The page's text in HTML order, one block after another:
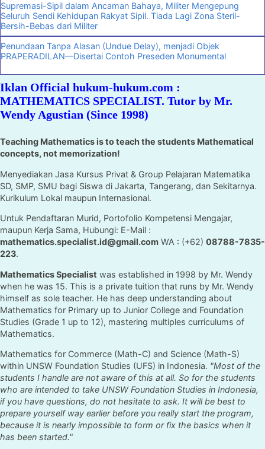
Supremasi-Sipil dalam Ancaman Bahaya, Militer Mengepung
Seluruh Sendi Kehidupan Rakyat Sipil. Tiada Lagi Zona Steril-
Bersih-Bebas dari Militer
Penundaan Tanpa Alasan (Undue Delay), menjadi Objek
PRAPERADILAN—Disertai Contoh Preseden Monumental
Iklan Official hukum-hukum.com :
MATHEMATICS SPECIALIST. Tutor by Mr.
Wendy Agustian (Since 1998)
Teaching Mathematics is to teach the students Mathematical
concepts, not memorization!
Menyediakan Jasa Kursus Privat & Group Pelajaran Matematika
SD, SMP, SMU bagi Siswa di Jakarta, Tangerang, dan Sekitarnya.
Kurikulum Lokal maupun Internasional.
Untuk Pendaftaran Murid, Portofolio Kompetensi Mengajar,
maupun Kerja Sama, Hubungi: E-Mail :
mathematics.specialist.id@gmail.com WA : (+62) 08788-7835-
223.
Mathematics Specialist was established in 1998 by Mr. Wendy
when he was 15. This is a private tuition that runs by Mr. Wendy
himself as sole teacher. He has deep understanding about
Mathematics for Primary up to Junior College and Foundation
Studies (Grade 1 up to 12), mastering multiples curriculums of
Mathematics.
Mathematics for Commerce (Math-C) and Science (Math-S)
within UNSW Foundation Studies (UFS) in Indonesia. "Most of the
students I handle are not aware of this at all. So for the students
who are intended to take UNSW Foundation Studies in Indonesia,
if you have questions, do not hesitate to ask. It will be best to
prepare yourself way earlier before you really start the program,
because it is nearly impossible to form or fix the basics when it
has been started."